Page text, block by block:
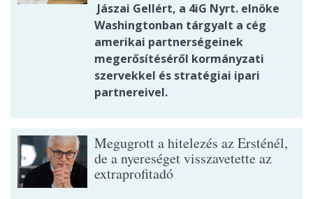
Jászai Gellért, a 4iG Nyrt. elnöke
Washingtonban tárgyalt a cég
amerikai partnerségeinek
megerősítéséről kormányzati
szervekkel és stratégiai ipari
partnereivel.
Megugrott a hitelezés az Ersténél,
de a nyereséget visszavetette az
extraprofitadó